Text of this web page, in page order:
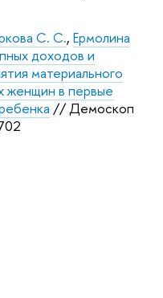
С. С., Ермолина
доходов и
материального
женщин в первые
// Демоскоп